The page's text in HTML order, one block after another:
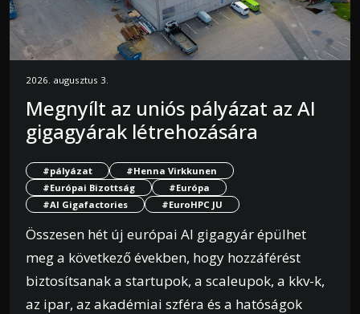
2026. augusztus 3.
Megnyílt az uniós pályázat az AI
gigagyárak létrehozására
#pályázat
#Henna Virkkunen
#Európai Bizottság
#Európa
#AI Gigafactories
#EuroHPC JU
Összesen hét új európai AI gigagyár épülhet
meg a következő években, hogy hozzáférést
biztosítsanak a startupok, a scaleupok, a kkv-k,
az ipar, az akadémiai szféra és a hatóságok